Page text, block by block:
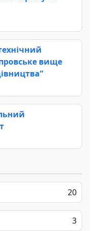
вище
20
3